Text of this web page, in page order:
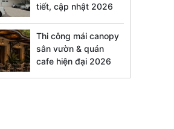
tiết, cập nhật 2026
Thi công mái canopy
sân vườn & quán
cafe hiện đại 2026